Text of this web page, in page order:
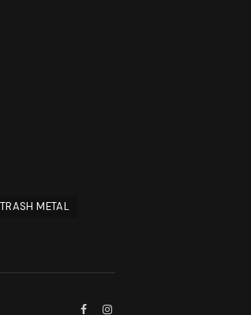
TRASH METAL
FacebookInstagram